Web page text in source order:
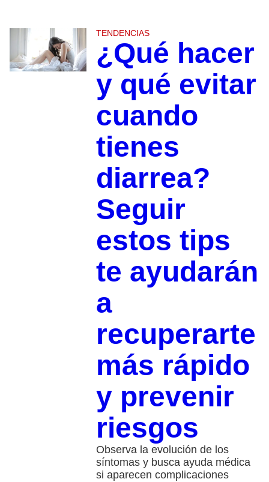
TENDENCIAS
¿Qué hacer
y qué evitar
cuando
tienes
diarrea?
Seguir
estos tips
te ayudarán
a
recuperarte
más rápido
y prevenir
riesgos
Observa la evolución de los
síntomas y busca ayuda médica
si aparecen complicaciones